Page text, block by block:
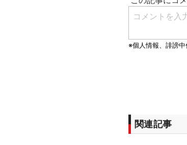
関連記事